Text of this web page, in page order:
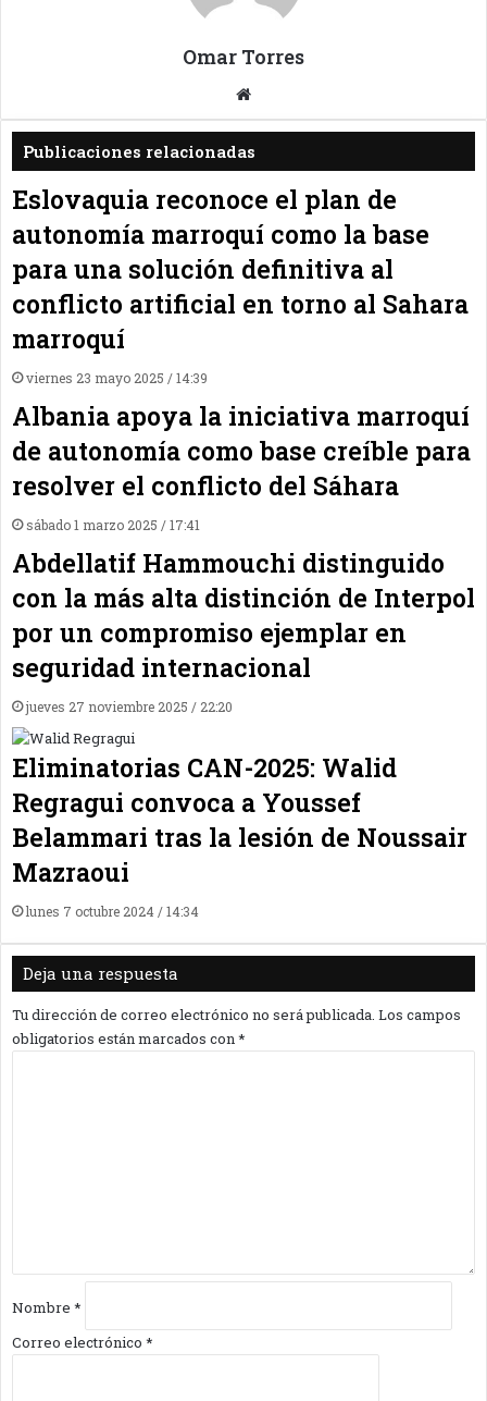
Omar Torres
web
Publicaciones relacionadas
Eslovaquia reconoce el plan de
autonomía marroquí como la base
para una solución definitiva al
conflicto artificial en torno al Sahara
marroquí
viernes 23 mayo 2025 / 14:39
Albania apoya la iniciativa marroquí
de autonomía como base creíble para
resolver el conflicto del Sáhara
sábado 1 marzo 2025 / 17:41
Abdellatif Hammouchi distinguido
con la más alta distinción de Interpol
por un compromiso ejemplar en
seguridad internacional
jueves 27 noviembre 2025 / 22:20
Eliminatorias CAN-2025: Walid
Regragui convoca a Youssef
Belammari tras la lesión de Noussair
Mazraoui
lunes 7 octubre 2024 / 14:34
Deja una respuesta
Tu dirección de correo electrónico no será publicada. Los campos
obligatorios están marcados con*
o
*
Nombre *
Correo electrónico *